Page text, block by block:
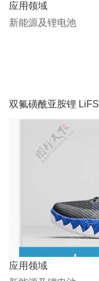
应用领域
新能源及锂电池
双氟磺酰亚胺锂 LiFSI
应用领域